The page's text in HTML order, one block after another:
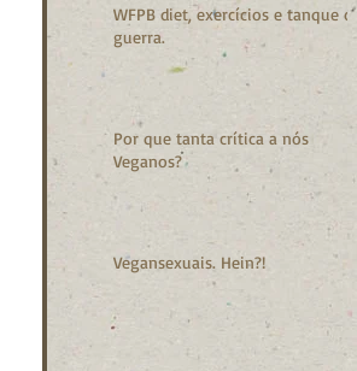
WFPB diet, exercícios e tanque de
guerra.
Por que tanta crítica a nós
Veganos?
Vegansexuais. Hein?!